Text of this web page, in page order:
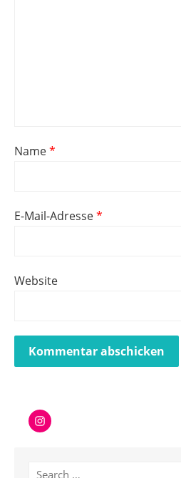
Name*
E-Mail-Adresse*
Website
Instagram
Search